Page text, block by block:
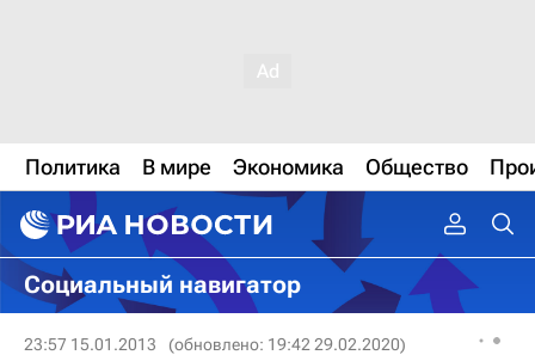
Политика В мире Экономика Общество
Социальный навигатор
23:57 15.01.2013 (обновлено: 19:42 29.02.2020)